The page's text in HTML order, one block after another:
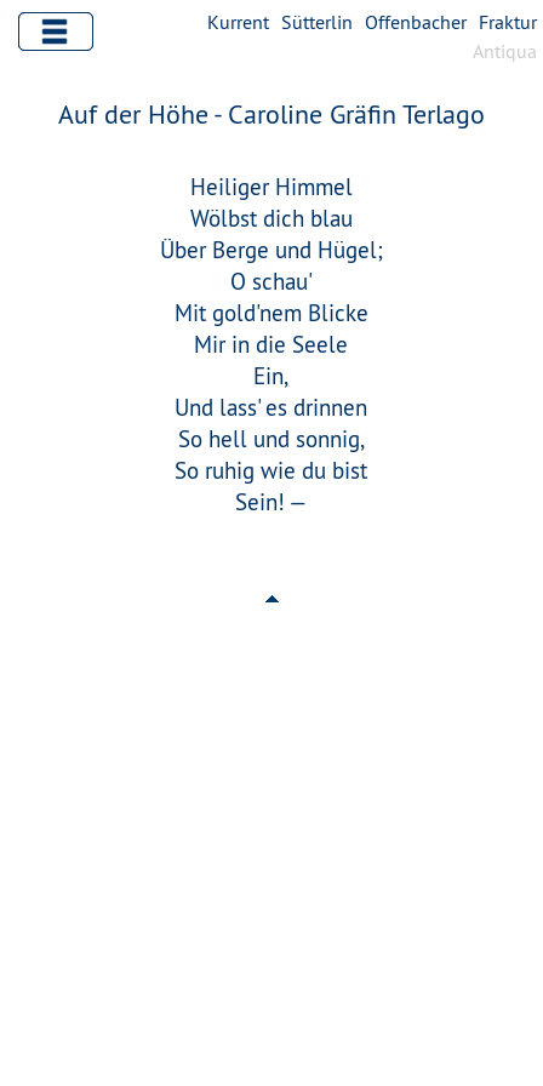
Kurrent Sütterlin Offenbacher Fraktur
Antiqua
Auf der Höhe - Caroline Gräfin Terlago
Heiliger Himmel
Wölbst dich blau
Über Berge und Hügel;
O schau'
Mit gold'nem Blicke
Mir in die Seele
Ein,
Und lass' es drinnen
So hell und sonnig,
So ruhig wie du bist
Sein! —